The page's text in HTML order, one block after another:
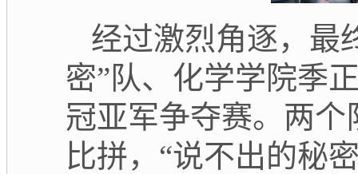
经过激烈角逐，最
密”队、化学学院季
冠亚军争夺赛。两
比拼，“说不出的秘